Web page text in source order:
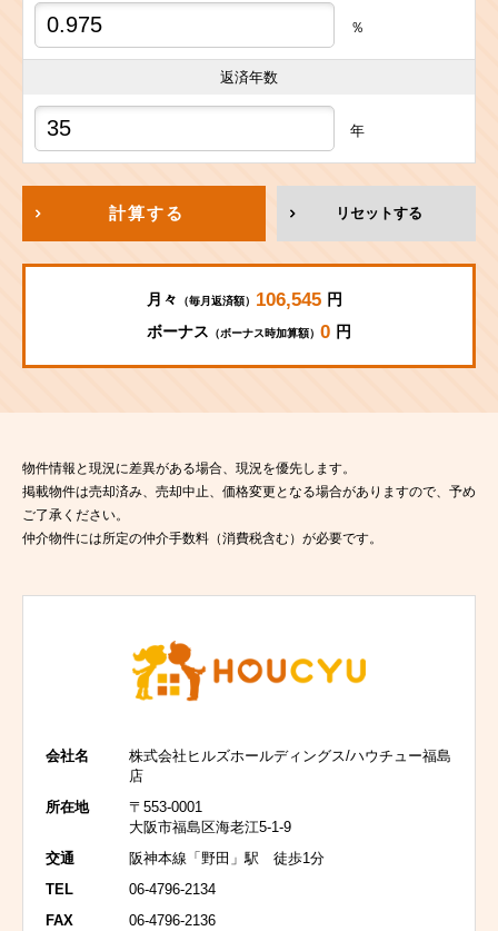
％
返済年数
年
計算する リセットする
月々 （毎月返済額） 106,545 円
ボーナス （ボーナス時加算額） 0 円
物件情報と現況に差異がある場合、現況を優先します。
掲載物件は売却済み、売却中止、価格変更となる場合がありますので、予め
ご了承ください。
仲介物件には所定の仲介手数料（消費税含む）が必要です。
会社名
株式会社ヒルズホールディングス/ハウチュー福島
店
所在地
〒553-0001
大阪市福島区海老江5-1-9
交通
阪神本線「野田」駅 徒歩1分
TEL
06-4796-2134
FAX
06-4796-2136